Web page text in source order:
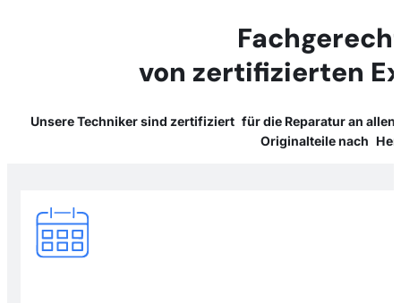
von zertifizierten
Unsere Techniker sind zertifiziert für die Reparatur an
Originalteile nach